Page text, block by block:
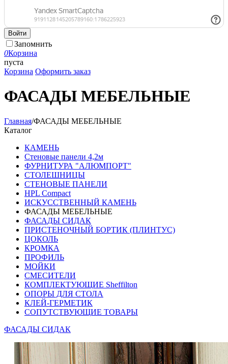
Войти
Запомнить
0Корзина
пуста
Корзина Оформить заказ
ФАСАДЫ МЕБЕЛЬНЫЕ
Главная/ФАСАДЫ МЕБЕЛЬНЫЕ
Каталог
КАМЕНЬ
Стеновые панели 4,2м
ФУРНИТУРА "АЛЮМПОРТ"
СТОЛЕШНИЦЫ
СТЕНОВЫЕ ПАНЕЛИ
HPL Compact
ИСКУССТВЕННЫЙ КАМЕНЬ
ФАСАДЫ МЕБЕЛЬНЫЕ
ФАСАДЫ СИДАК
ПРИСТЕНОЧНЫЙ БОРТИК (ПЛИНТУС)
ЦОКОЛЬ
КРОМКА
ПРОФИЛЬ
МОЙКИ
СМЕСИТЕЛИ
КОМПЛЕКТУЮЩИЕ Sheffilton
ОПОРЫ ДЛЯ СТОЛА
КЛЕЙ-ГЕРМЕТИК
СОПУТСТВУЮЩИЕ ТОВАРЫ
ФАСАДЫ СИДАК